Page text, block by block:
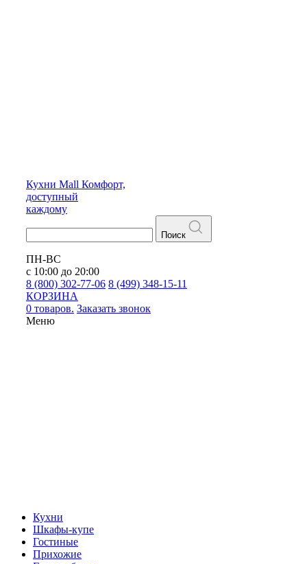
Кухни Mall Комфорт,
доступный
каждому
Поиск
ПН-ВС
с 10:00 до 20:00
8 (800) 302-77-06 8 (499) 348-15-11
КОРЗИНА
0 товаров. Заказать звонок
Меню
Кухни
Шкафы-купе
Гостиные
Прихожие